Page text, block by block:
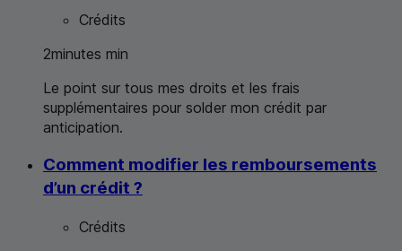
Crédits
2minutes min
Le point sur tous mes droits et les frais
supplémentaires pour solder mon crédit par
anticipation.
Comment modifier les remboursements
d’un crédit ?
Crédits